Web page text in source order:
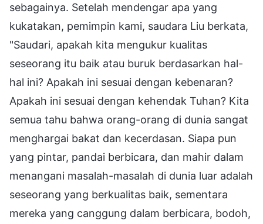
sebagainya. Setelah mendengar apa yang
kukatakan, pemimpin kami, saudara Liu berkata,
"Saudari, apakah kita mengukur kualitas
seseorang itu baik atau buruk berdasarkan hal-
hal ini? Apakah ini sesuai dengan kebenaran?
Apakah ini sesuai dengan kehendak Tuhan? Kita
semua tahu bahwa orang-orang di dunia sangat
menghargai bakat dan kecerdasan. Siapa pun
yang pintar, pandai berbicara, dan mahir dalam
menangani masalah-masalah di dunia luar adalah
seseorang yang berkualitas baik, sementara
mereka yang canggung dalam berbicara, bodoh,